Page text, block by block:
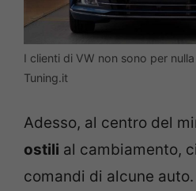
I clienti di VW non sono per
Tuning.it
Adesso, al centro del
ostili al cambiamento,
comandi di alcune